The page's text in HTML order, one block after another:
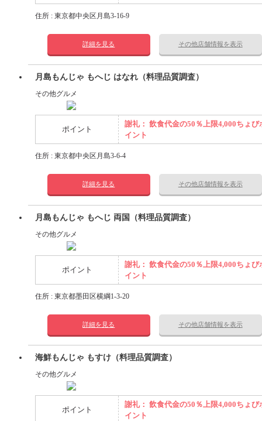
住所 : 東京都中央区月島3-16-9
詳細を見る その他店舗情報を表示
月島もんじゃ もへじ はなれ（料理品質調査）
その他グルメ
ポイント
謝礼： 飲食代金の50％上限4,000ちょび
イント
住所 : 東京都中央区月島3-6-4
詳細を見る その他店舗情報を表示
月島もんじゃ もへじ 両国（料理品質調査）
その他グルメ
ポイント
謝礼： 飲食代金の50％上限4,000ちょび
イント
住所 : 東京都墨田区横綱1-3-20
詳細を見る その他店舗情報を表示
海鮮もんじゃ もすけ（料理品質調査）
その他グルメ
ポイント
謝礼： 飲食代金の50％上限4,000ちょび
イント